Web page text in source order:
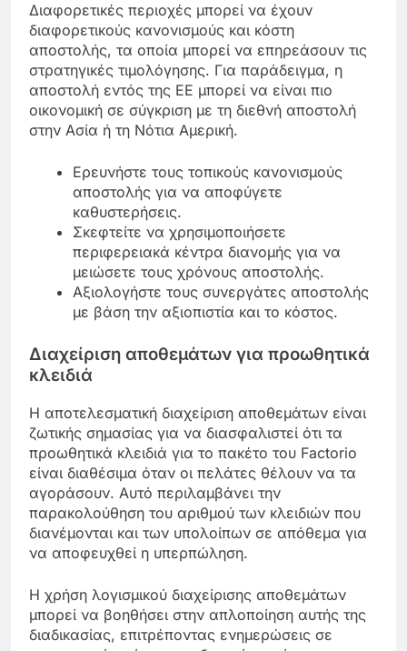
Διαφορετικές περιοχές μπορεί να έχουν
διαφορετικούς κανονισμούς και κόστη
αποστολής, τα οποία μπορεί να επηρεάσουν τις
στρατηγικές τιμολόγησης. Για παράδειγμα, η
αποστολή εντός της ΕΕ μπορεί να είναι πιο
οικονομική σε σύγκριση με τη διεθνή αποστολή
στην Ασία ή τη Νότια Αμερική.
Ερευνήστε τους τοπικούς κανονισμούς
αποστολής για να αποφύγετε
καθυστερήσεις.
Σκεφτείτε να χρησιμοποιήσετε
περιφερειακά κέντρα διανομής για να
μειώσετε τους χρόνους αποστολής.
Αξιολογήστε τους συνεργάτες αποστολής
με βάση την αξιοπιστία και το κόστος.
Διαχείριση αποθεμάτων για προωθητικά
κλειδιά
Η αποτελεσματική διαχείριση αποθεμάτων είναι
ζωτικής σημασίας για να διασφαλιστεί ότι τα
προωθητικά κλειδιά για το πακέτο του Factorio
είναι διαθέσιμα όταν οι πελάτες θέλουν να τα
αγοράσουν. Αυτό περιλαμβάνει την
παρακολούθηση του αριθμού των κλειδιών που
διανέμονται και των υπολοίπων σε απόθεμα για
να αποφευχθεί η υπερπώληση.
Η χρήση λογισμικού διαχείρισης αποθεμάτων
μπορεί να βοηθήσει στην απλοποίηση αυτής της
διαδικασίας, επιτρέποντας ενημερώσεις σε